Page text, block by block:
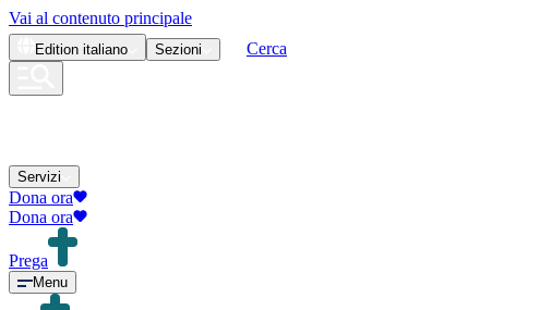
Vai al contenuto principale
Edition italiano Sezioni Cerca
Servizi
Dona ora
Dona ora
Prega
Menu